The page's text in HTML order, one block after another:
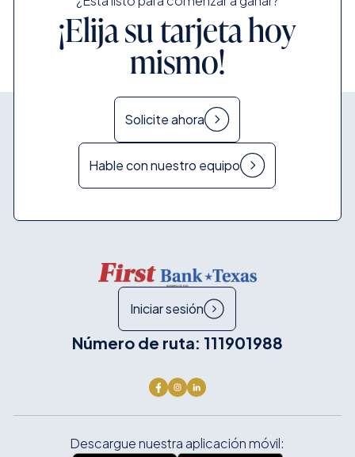
¡Elija su tarjeta hoy
mismo!
Solicite ahora
Hable con nuestro equipo
Iniciar sesión
Número de ruta: 111901988
Descargue nuestra aplicación móvil: